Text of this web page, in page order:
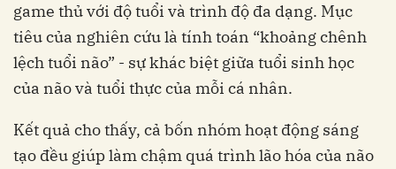
game thủ với độ tuổi và trình độ đa dạng. Mục
tiêu của nghiên cứu là tính toán “khoảng chênh
lệch tuổi não” - sự khác biệt giữa tuổi sinh học
của não và tuổi thực của mỗi cá nhân.
tạo đều giúp làm chậm quá trình lão hóa của não